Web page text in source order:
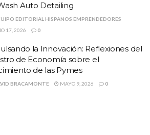
Auto Detailing
EDITORIAL HISPANOS EMPRENDEDORES
17, 2026
0
la Innovación: Reflexiones del
de Economía sobre el
de las Pymes
BRACAMONTE MAYO 9, 2026 0